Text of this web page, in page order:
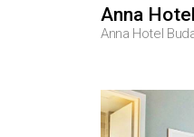
Anna
Anna Hotel